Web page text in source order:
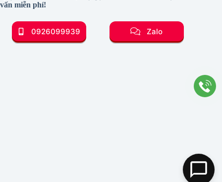
vấn miễn phí!
0926099939 Zalo